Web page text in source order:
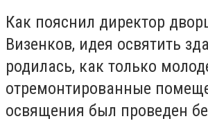
Как пояснил директор
Визенков, идея освятить
родилась, как только
отремонтированные
освящения был проведен